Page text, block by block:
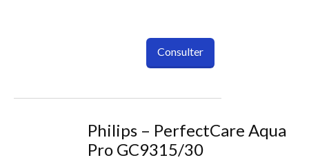
Consulter
Philips – PerfectCare Aqua
Pro GC9315/30